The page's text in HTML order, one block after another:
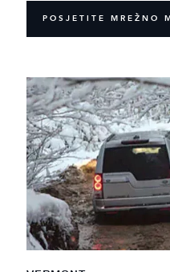
POSJETITE MREŽNO